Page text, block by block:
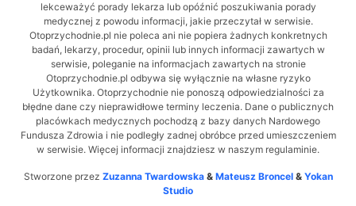
lekceważyć porady lekarza lub opóźnić poszukiwania porady
medycznej z powodu informacji, jakie przeczytał w serwisie.
Otoprzychodnie.pl nie poleca ani nie popiera żadnych konkretnych
badań, lekarzy, procedur, opinii lub innych informacji zawartych w
serwisie, poleganie na informacjach zawartych na stronie
Otoprzychodnie.pl odbywa się wyłącznie na własne ryzyko
Użytkownika. Otoprzychodnie nie ponoszą odpowiedzialności za
błędne dane czy nieprawidłowe terminy leczenia. Dane o publicznych
placówkach medycznych pochodzą z bazy danych Nardowego
Fundusza Zdrowia i nie podległy zadnej obróbce przed umieszczeniem
w serwisie. Więcej informacji znajdziesz w naszym regulaminie.
Stworzone przez Zuzanna Twardowska & Mateusz Broncel & Yokan
Studio